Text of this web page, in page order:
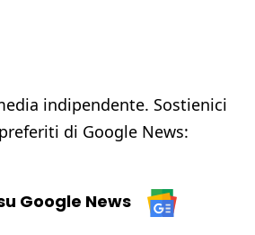
indipendente. Sostienici
di Google News:
Google News